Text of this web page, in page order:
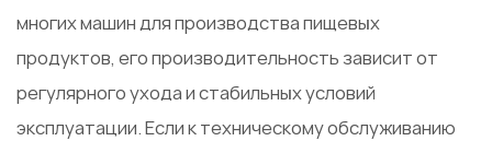
многих машин для производства пищевых
продуктов, его производительность зависит от
регулярного ухода и стабильных условий
эксплуатации. Если к техническому обслуживанию